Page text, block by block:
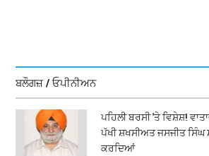
ਬਲੌਗਜ਼ / ਓਪੀਨੀਅਨ
ਪਹਿਲੀ ਬਰਸੀ 'ਤੇ ਵਿਸ਼ੇਸ਼!
ਪੱਖੀ ਸ਼ਖਸੀਅਤ ਜਸਜੀਤ ਸਿੰਘ
ਕਰਦਿਆਂ